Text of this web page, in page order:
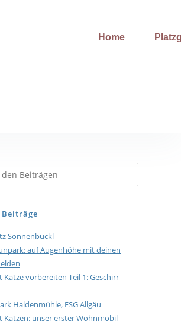
Home
Sonnenbuckl
auf Augenhöhe mit deinen
Katze vorbereiten Teil 1: Geschirr-
Haldenmühle, FSG Allgäu
Katzen: unser erster Wohnmobil-